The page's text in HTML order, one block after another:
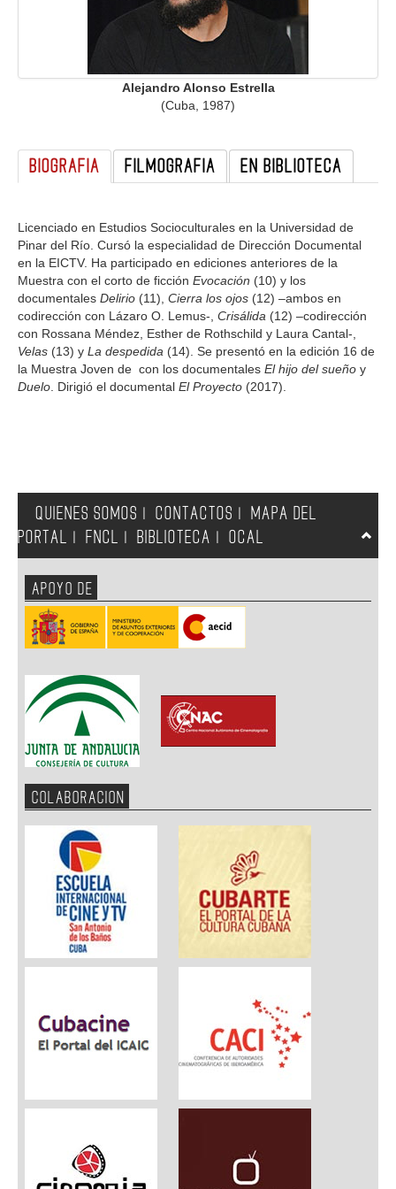
GALERIA
Alejandro Alonso Estrella
(Cuba, 1987)
BIOGRAFIA FILMOGRAFIA EN BIBLIOTECA
Licenciado en Estudios Socioculturales en la Universidad de
Pinar del Río. Cursó la especialidad de Dirección Documental
en la EICTV. Ha participado en ediciones anteriores de la
Muestra con el corto de ficción Evocación (10) y los
documentales Delirio (11), Cierra los ojos (12) –ambos en
codirección con Lázaro O. Lemus-, Crisálida (12) –codirección
con Rossana Méndez, Esther de Rothschild y Laura Cantal-,
Velas (13) y La despedida (14). Se presentó en la edición 16 de
la Muestra Joven de con los documentales El hijo del sueño y
Duelo . Dirigió el documental El Proyecto (2017).
QUIENES SOMOS CONTACTOS
MAPA DEL
PORTAL
FNCL BIBLIOTECA OCAL
APOYO DE
COLABORACION